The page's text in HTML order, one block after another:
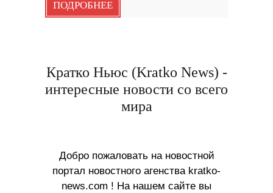
ПОДРОБНЕЕ
Кратко Ньюс (Kratko News) -
интересные новости со всего
мира
Добро пожаловать на новостной
портал новостного агенства kratko-
news.com ! На нашем сайте вы